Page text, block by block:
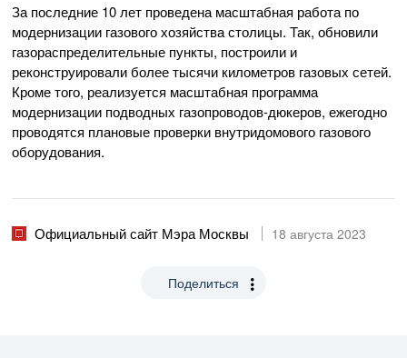
За последние 10 лет проведена масштабная работа по
модернизации газового хозяйства столицы. Так, обновили
газораспределительные пункты, построили и
реконструировали более тысячи километров газовых сетей.
Кроме того, реализуется масштабная программа
модернизации подводных газопроводов-дюкеров, ежегодно
проводятся плановые проверки внутридомового газового
оборудования.
Официальный сайт Мэра Москвы 18 августа 2023
Поделиться